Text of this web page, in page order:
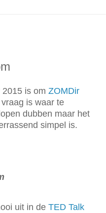
is om ZOMDir
is waar te
dubben maar het
simpel is.
uit in de TED Talk